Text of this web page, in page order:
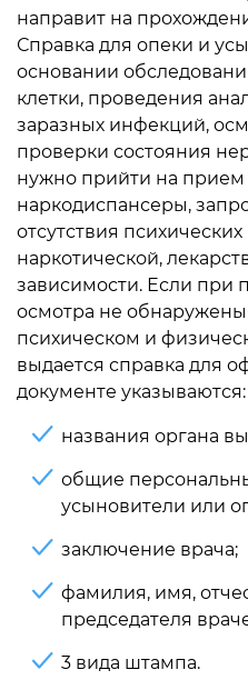
направит на
Справка для опеки и
основании
клетки, проведения
заразных инфекций,
проверки состояния
нужно прийти на прием
наркодиспансеры,
отсутствия психических
наркотической,
зависимости. Если при
осмотра не
психическом и
выдается справка для
документе указываются:
названия органа
общие
усыновители или
заключение врача;
фамилия, имя,
председателя
3 вида штампа.